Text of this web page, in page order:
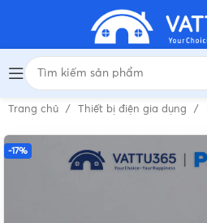
Trang chủ Thiết bị điện gia dụng
-17%